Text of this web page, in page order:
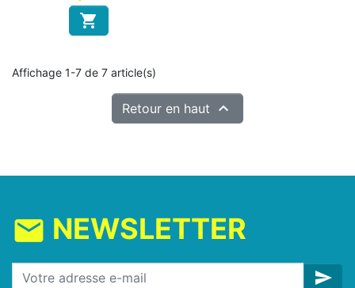

Affichage 1-7 de 7 article(s)
Retour en haut 
mail NEWSLETTER
send